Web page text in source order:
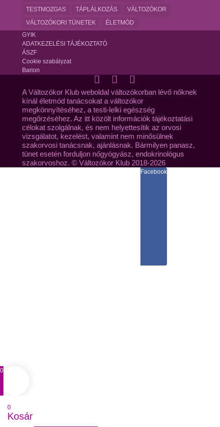
TESTMOZGAS
TÁPLÁLKOZÁS
VÁLTOZÓKOR
VÁLTOZÓKORI TÜNETEK
ÉLETMÓD
GYIK
ADATKEZELÉSI TÁJÉKOZTATÓ
ÁSZF
Cookie szabályzat
Barion
A Változókor Klub weboldal változókorban lévő nőknek
kínál életmód tanácsokat a változókor
megkönnyítéséhez, a testi-lelki egészség
megőrzéséhez. Az itt közölt információk tájékoztatási
célokat szolgálnak, és nem helyettesítik az orvosi
vizsgálatot, kezelést, valamint nem minősülnek
szakorvosi tanácsnak, ajánlásnak. Bármilyen panasz,
tünet esetén forduljon nőgyógyász, endokrinológus
szakorvoshoz. © Változókor Klub 2018-2026
Facebook
0
0
Kosár